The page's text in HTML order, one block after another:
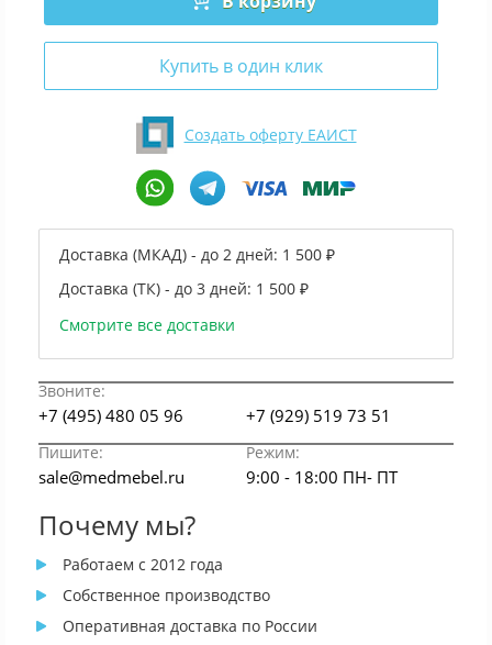
Купить в один клик
Создать оферту ЕАИСТ
Доставка (МКАД) - до 2 дней: 1 500 ₽
Доставка (ТК) - до 3 дней: 1 500 ₽
Смотрите все доставки
Звоните:
+7 (495) 480 05 96 +7 (929) 519 73 51
Пишите: Режим:
sale@medmebel.ru 9:00 - 18:00 ПН- ПТ
Почему мы?
Работаем с 2012 года
Собственное производство
Оперативная доставка по России